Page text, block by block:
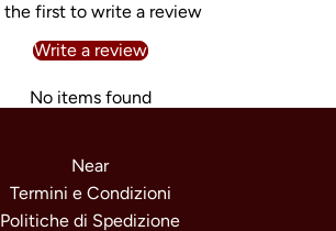
the first to write a review
Write a review
No items found
Near
Termini e Condizioni
Politiche di Spedizione